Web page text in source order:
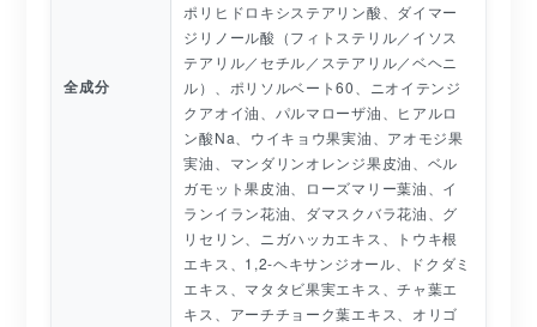
全成分
ポリヒドロキシステアリン酸、ダイマー
ジリノール酸（フィトステリル／イソス
テアリル／セチル／ステアリル／ベヘニ
ル）、ポリソルベート60、ニオイテンジ
クアオイ油、パルマローザ油、ヒアルロ
ン酸Na、ウイキョウ果実油、アオモジ果
実油、マンダリンオレンジ果皮油、ベル
ガモット果皮油、ローズマリー葉油、イ
ランイラン花油、ダマスクバラ花油、グ
リセリン、ニガハッカエキス、トウキ根
エキス、1,2-ヘキサンジオール、ドクダミ
エキス、マタタビ果実エキス、チャ葉エ
キス、アーチチョーク葉エキス、オリゴ